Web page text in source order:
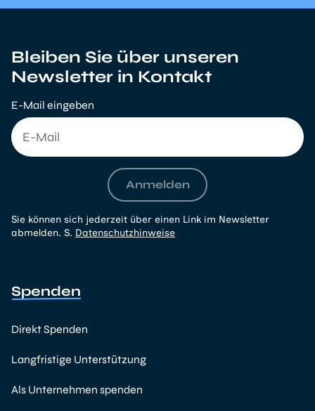
Bleiben Sie über unseren
Newsletter in Kontakt
E-Mail eingeben
Anmelden
Sie können sich jederzeit über einen Link im Newsletter
abmelden. S. Datenschutzhinweise
Spenden
Direkt Spenden
Langfristige Unterstützung
Als Unternehmen spenden